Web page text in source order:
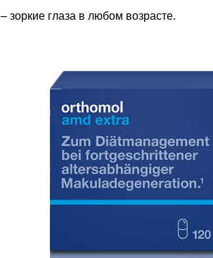
– зоркие глаза в любом возрасте.